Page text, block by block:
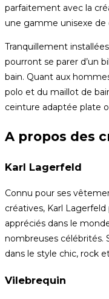
parfaitement avec la
une gamme unisexe de
Tranquillement
pourront se parer d’un
bain. Quant aux
polo et du maillot de
ceinture adaptée plate
A propos des
Karl Lagerfeld
Connu pour ses
créatives, Karl
appréciés dans le
nombreuses célébrités.
dans le style chic, rock
Vilebrequin